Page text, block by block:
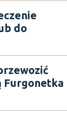
do
Furgonetka